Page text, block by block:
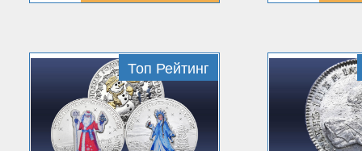
Топ Рейтинг